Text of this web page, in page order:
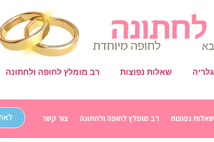
גלריה שאלות נפוצות רב מומלץ לחופה ולחתונה
שאלות נפוצות רב מומלץ לחופה ולחתונה צור קשר